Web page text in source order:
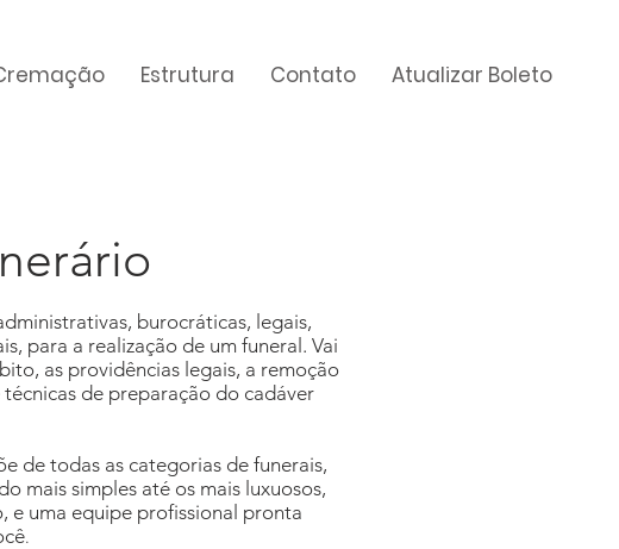
Estrutura Contato Atualizar Boleto
burocráticas, legais,
para a realização de um funeral. Vai
as providências legais, a remoção
de preparação do cadáver
de todas as categorias de funerais,
mais simples até os mais luxuosos,
e uma equipe profissional pronta
.